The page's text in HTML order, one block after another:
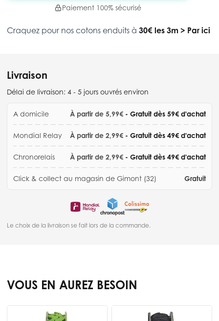
Paiement 100% sécurisé
Craquez pour nos cotons enduits à 30€ les 3m > Par ici
Livraison
Délai de livraison: 4 - 5 jours ouvrés environ
A domicile À partir de 5,99€ - Gratuit dès 59€ d'achat
Mondial Relay À partir de 2,99€ - Gratuit dès 49€ d'achat
Chronorelais À partir de 2,99€ - Gratuit dès 49€ d'achat
Click & collect au magasin de Gimont (32) Gratuit
Le choix de la livraison se fait lors de la commande.
VOUS EN AUREZ BESOIN
Press to skip carousel